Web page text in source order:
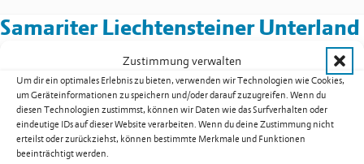
Zustimmung verwalten
Um dir ein optimales Erlebnis zu bieten, verwenden wir Technologien wie Cookies,
um Geräteinformationen zu speichern und/oder darauf zuzugreifen. Wenn du
diesen Technologien zustimmst, können wir Daten wie das Surfverhalten oder
eindeutige IDs auf dieser Website verarbeiten. Wenn du deine Zustimmung nicht
erteilst oder zurückziehst, können bestimmte Merkmale und Funktionen
beeinträchtigt werden.
Samariter Liechtensteiner Unterland
Postfach 211
9492Eschen
Mobil+423 792 37 09
E-Mailinfo@svlu.li